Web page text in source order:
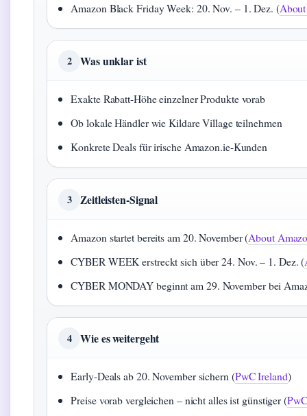
Amazon Black Friday Week: 20. Nov. – 1. Dez. (
2 Was unklar ist
Exakte Rabatt-Höhe einzelner Produkte vorab
Ob lokale Händler wie Kildare Village teilnehmen
Konkrete Deals für irische Amazon.ie-Kunden
3 Zeitleisten-Signal
Amazon startet bereits am 20. November (About
CYBER WEEK erstreckt sich über 24. Nov. – 1. Dez. (
CYBER MONDAY beginnt am 29. November bei
4 Wie es weitergeht
Early-Deals ab 20. November sichern (PwC Ireland)
Preise vorab vergleichen – nicht alles ist günstiger (